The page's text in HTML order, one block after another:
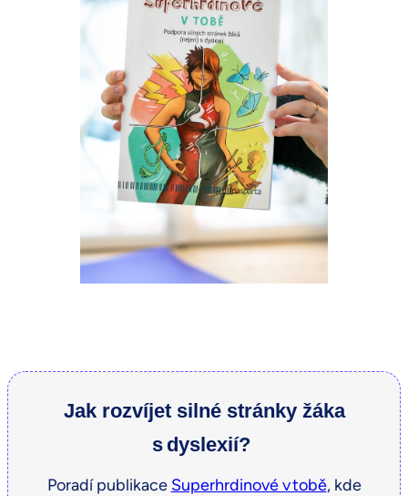
Jak rozvíjet silné stránky žáka
s dyslexií?
Poradí publikace Superhrdinové v tobě, kde